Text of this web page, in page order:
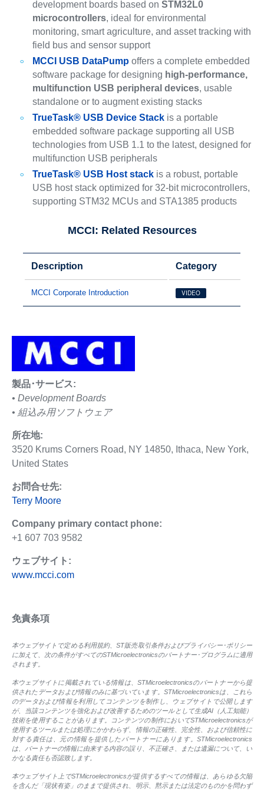
development boards based on STM32L0
microcontrollers, ideal for environmental
monitoring, smart agriculture, and asset tracking with
field bus and sensor support
MCCI USB DataPumpoffers a complete embedded
software package for designing high-performance,
multifunction USB peripheral devices, usable
standalone or to augment existing stacks
TrueTask® USB Device Stackis a portable
embedded software package supporting all USB
technologies from USB 1.1 to the latest, designed for
multifunction USB peripherals
TrueTask® USB Host stackis a robust, portable
USB host stack optimized for 32-bit microcontrollers,
supporting STM32 MCUs and STA1385 products
MCCI: Related Resources
Description Category
MCCI Corporate Introduction VIDEO
製品･サービス:
• Development Boards
• 組込み用ソフトウェア
所在地:
3520 Krums Corners Road, NY 14850, Ithaca, New York,
United States
お問合せ先:
Terry Moore
Company primary contact phone:
+1 607 703 9582
ウェブサイト:
www.mcci.com
免責条項
本ウェブサイトで定める利用規約、ST販売取引条件およびプライバシー･ポリシー
に加えて、次の条件がすべてのSTMicroelectronicsのパートナー･プログラムに適用
されます。
本ウェブサイトに掲載されている情報は、STMicroelectronicsのパートナーから提
供されたデータおよび情報のみに基づいています。STMicroelectronicsは、これら
のデータおよび情報を利用してコンテンツを制作し、ウェブサイトで公開します
が、当該コンテンツを強化および改善するためのツールとして生成AI（人工知能）
技術を使用することがあります。コンテンツの制作においてSTMicroelectronicsが
使用するツールまたは処理にかかわらず、情報の正確性、完全性、および信頼性に
対する責任は、元の情報を提供したパートナーにあります。STMicroelectronics
は、パートナーの情報に由来する内容の誤り、不正確さ、または遺漏について、い
かなる責任も否認致します。
本ウェブサイト上でSTMicroelectronicsが提供するすべての情報は、あらゆる欠陥
を含んだ「現状有姿」のままで提供され、明示、黙示または法定のものかを問わず